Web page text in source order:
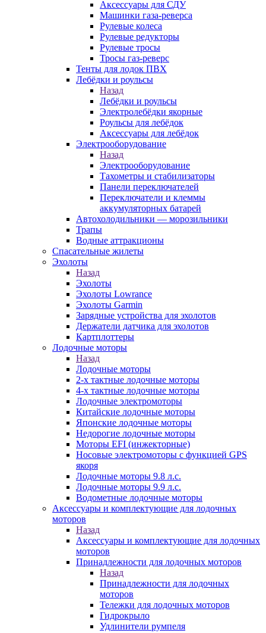
Аксессуары для СДУ
Машинки газа-реверса
Рулевые колеса
Рулевые редукторы
Рулевые тросы
Тросы газ-реверс
Тенты для лодок ПВХ
Лебёдки и роульсы
Назад
Лебёдки и роульсы
Электролебёдки якорные
Роульсы для лебёдок
Аксессуары для лебёдок
Электрооборудование
Назад
Электрооборудование
Тахометры и стабилизаторы
Панели переключателей
Переключатели и клеммы
аккумуляторных батарей
Автохолодильники — морозильники
Трапы
Водные аттракционы
Спасательные жилеты
Эхолоты
Назад
Эхолоты
Эхолоты Lowrance
Эхолоты Garmin
Зарядные устройства для эхолотов
Держатели датчика для эхолотов
Картплоттеры
Лодочные моторы
Назад
Лодочные моторы
2-х тактные лодочные моторы
4-х тактные лодочные моторы
Лодочные электромоторы
Китайские лодочные моторы
Японские лодочные моторы
Недорогие лодочные моторы
Моторы EFI (инжекторные)
Носовые электромоторы с функцией GPS
якоря
Лодочные моторы 9.8 л.с.
Лодочные моторы 9.9 л.с.
Водометные лодочные моторы
Аксессуары и комплектующие для лодочных
моторов
Назад
Аксессуары и комплектующие для лодочных
моторов
Принадлежности для лодочных моторов
Назад
Принадлежности для лодочных
моторов
Тележки для лодочных моторов
Гидрокрыло
Удлинители румпеля